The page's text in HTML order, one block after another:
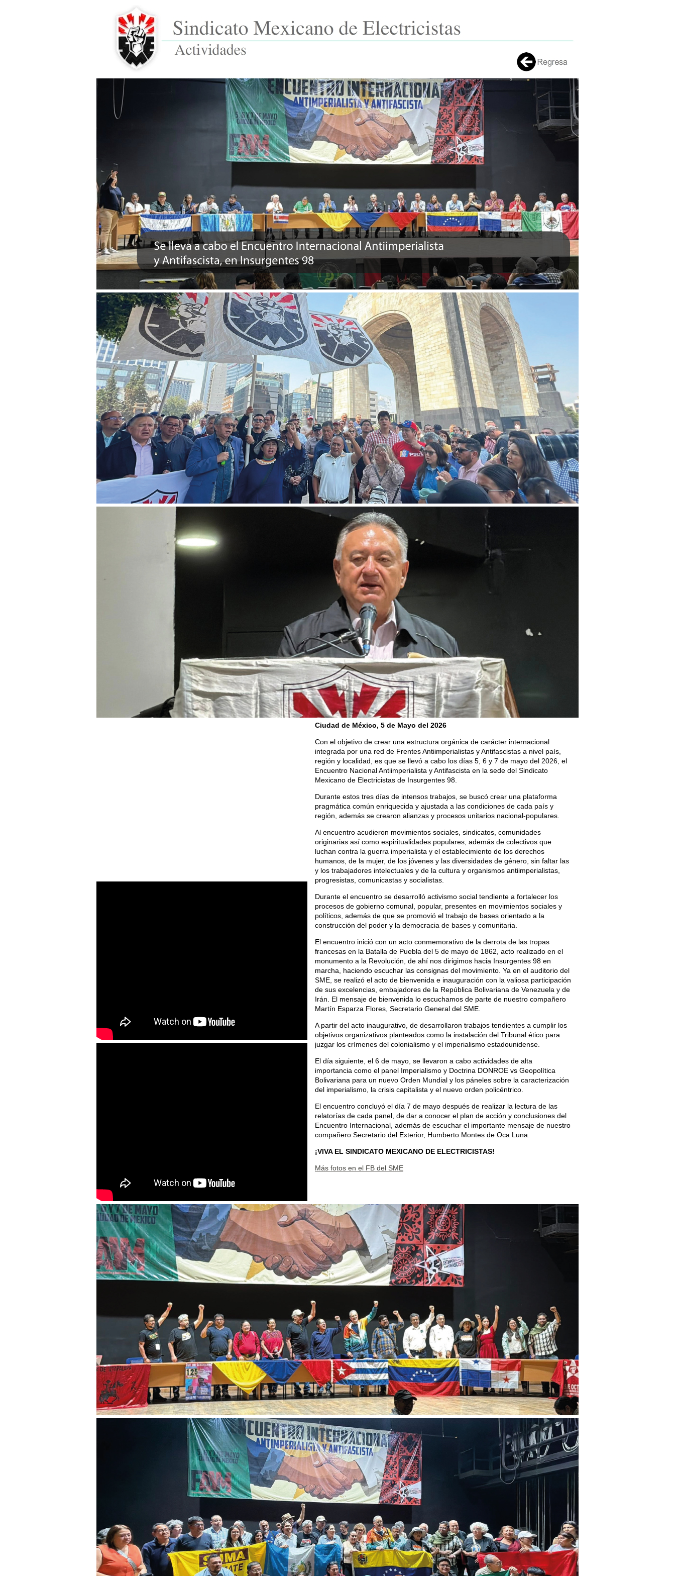
Ciudad de México, 5 de Mayo del 2026
Con el objetivo de crear una estructura orgánica de carácter internacional
integrada por una red de Frentes Antiimperialistas y Antifascistas a nivel país,
región y localidad, es que se llevó a cabo los días 5, 6 y 7 de mayo del 2026, el
Encuentro Nacional Antiimperialista y Antifascista en la sede del Sindicato
Mexicano de Electricistas de Insurgentes 98.
Durante estos tres días de intensos trabajos, se buscó crear una plataforma
pragmática común enriquecida y ajustada a las condiciones de cada país y
región, además se crearon alianzas y procesos unitarios nacional-populares.
Al encuentro acudieron movimientos sociales, sindicatos, comunidades
originarias así como espiritualidades populares, además de colectivos que
luchan contra la guerra imperialista y el establecimiento de los derechos
humanos, de la mujer, de los jóvenes y las diversidades de género, sin faltar las
y los trabajadores intelectuales y de la cultura y organismos antiimperialistas,
progresistas, comunicastas y socialistas.
Durante el encuentro se desarrolló activismo social tendiente a fortalecer los
procesos de gobierno comunal, popular, presentes en movimientos sociales y
políticos, además de que se promovió el trabajo de bases orientado a la
construcción del poder y la democracia de bases y comunitaria.
El encuentro inició con un acto conmemorativo de la derrota de las tropas
francesas en la Batalla de Puebla del 5 de mayo de 1862, acto realizado en el
monumento a la Revolución, de ahí nos dirigimos hacia Insurgentes 98 en
marcha, haciendo escuchar las consignas del movimiento. Ya en el auditorio del
SME, se realizó el acto de bienvenida e inauguración con la valiosa participación
de sus excelencias, embajadores de la República Bolivariana de Venezuela y de
Irán. El mensaje de bienvenida lo escuchamos de parte de nuestro compañero
Martín Esparza Flores, Secretario General del SME.
A partir del acto inaugurativo, de desarrollaron trabajos tendientes a cumplir los
objetivos organizativos planteados como la instalación del Tribunal ético para
juzgar los crímenes del colonialismo y el imperialismo estadounidense.
El día siguiente, el 6 de mayo, se llevaron a cabo actividades de alta
importancia como el panel Imperialismo y Doctrina DONROE vs Geopolítica
Bolivariana para un nuevo Orden Mundial y los páneles sobre la caracterización
del imperialismo, la crisis capitalista y el nuevo orden policéntrico.
El encuentro concluyó el día 7 de mayo después de realizar la lectura de las
relatorías de cada panel, de dar a conocer el plan de acción y conclusiones del
Encuentro Internacional, además de escuchar el importante mensaje de nuestro
compañero Secretario del Exterior, Humberto Montes de Oca Luna.
¡VIVA EL SINDICATO MEXICANO DE ELECTRICISTAS!
Más fotos en el FB del SME